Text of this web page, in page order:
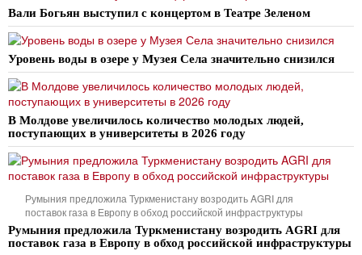
Вали Богьян выступил с концертом в Театре Зеленом
Уровень воды в озере у Музея Села значительно снизился
В Молдове увеличилось количество молодых людей,
поступающих в университеты в 2026 году
Румыния предложила Туркменистану возродить AGRI для
поставок газа в Европу в обход российской инфраструктуры
Румыния предложила Туркменистану возродить AGRI для
поставок газа в Европу в обход российской инфраструктуры